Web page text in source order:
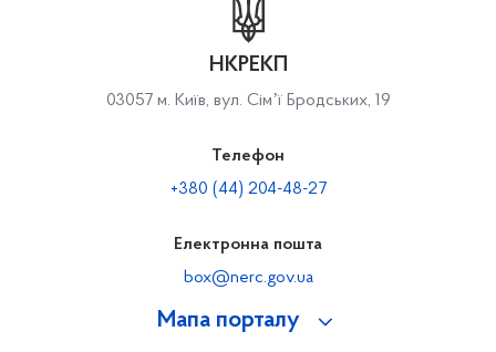
Мапа порталу
НКРЕКП
03057 м. Київ, вул. Сімʼї Бродських, 19
Телефон
+380 (44) 204-48-27
Електронна пошта
box@nerc.gov.ua